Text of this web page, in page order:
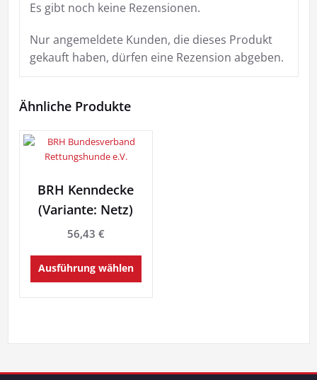
Es gibt noch keine Rezensionen.
Nur angemeldete Kunden, die dieses Produkt
gekauft haben, dürfen eine Rezension abgeben.
Ähnliche Produkte
BRH Kenndecke
(Variante: Netz)
56,43 €
Ausführung wählen
Dieses
weist
können